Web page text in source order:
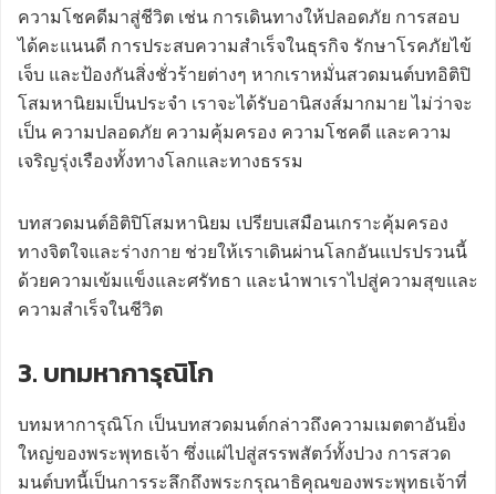
ความโชคดีมาสู่ชีวิต เช่น การเดินทางให้ปลอดภัย การสอบ
ได้คะแนนดี การประสบความสำเร็จในธุรกิจ รักษาโรคภัยไข้
เจ็บ และป้องกันสิ่งชั่วร้ายต่างๆ หากเราหมั่นสวดมนต์บทอิติปิ
โสมหานิยมเป็นประจำ เราจะได้รับอานิสงส์มากมาย ไม่ว่าจะ
เป็น ความปลอดภัย ความคุ้มครอง ความโชคดี และความ
เจริญรุ่งเรืองทั้งทางโลกและทางธรรม
บทสวดมนต์อิติปิโสมหานิยม เปรียบเสมือนเกราะคุ้มครอง
ทางจิตใจและร่างกาย ช่วยให้เราเดินผ่านโลกอันแปรปรวนนี้
ด้วยความเข้มแข็งและศรัทธา และนำพาเราไปสู่ความสุขและ
ความสำเร็จในชีวิต
3. บทมหาการุณิโก
บทมหาการุณิโก เป็นบทสวดมนต์กล่าวถึงความเมตตาอันยิ่ง
ใหญ่ของพระพุทธเจ้า ซึ่งแผ่ไปสู่สรรพสัตว์ทั้งปวง การสวด
มนต์บทนี้เป็นการระลึกถึงพระกรุณาธิคุณของพระพุทธเจ้าที่